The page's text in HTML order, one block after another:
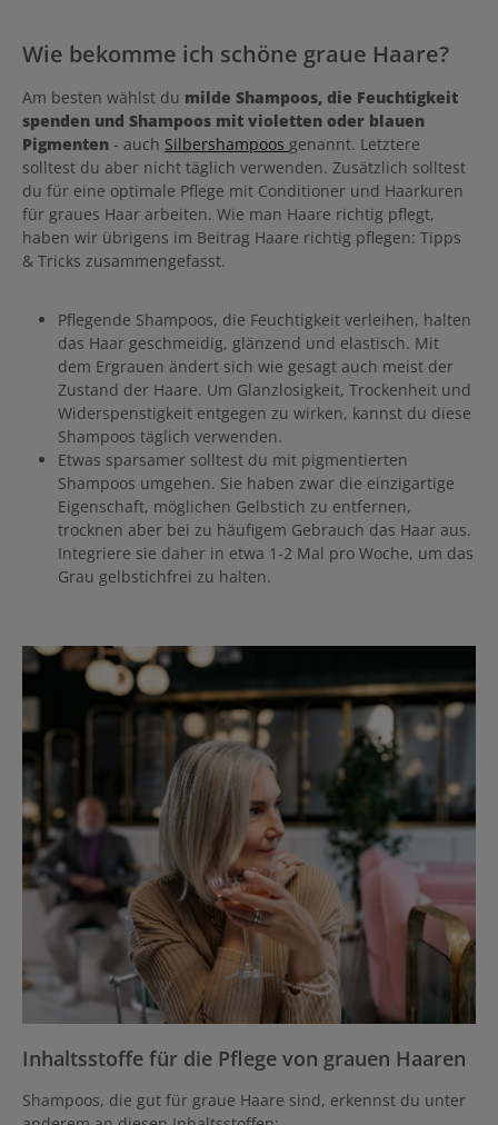
Wie bekomme ich schöne graue Haare?
Am besten wählst du milde Shampoos, die Feuchtigkeit
spenden und Shampoos mit violetten oder blauen
Pigmenten - auch Silbershampoos genannt. Letztere
solltest du aber nicht täglich verwenden. Zusätzlich solltest
du für eine optimale Pflege mit Conditioner und Haarkuren
für graues Haar arbeiten. Wie man Haare richtig pflegt,
haben wir übrigens im Beitrag Haare richtig pflegen: Tipps
& Tricks zusammengefasst.
Pflegende Shampoos, die Feuchtigkeit verleihen, halten
das Haar geschmeidig, glänzend und elastisch. Mit
dem Ergrauen ändert sich wie gesagt auch meist der
Zustand der Haare. Um Glanzlosigkeit, Trockenheit und
Widerspenstigkeit entgegen zu wirken, kannst du diese
Shampoos täglich verwenden.
Etwas sparsamer solltest du mit pigmentierten
Shampoos umgehen. Sie haben zwar die einzigartige
Eigenschaft, möglichen Gelbstich zu entfernen,
trocknen aber bei zu häufigem Gebrauch das Haar aus.
Integriere sie daher in etwa 1-2 Mal pro Woche, um das
Grau gelbstichfrei zu halten.
Inhaltsstoffe für die Pflege von grauen Haaren
Shampoos, die gut für graue Haare sind, erkennst du unter